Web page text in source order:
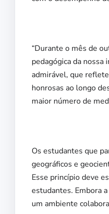
“Durante o mês de
pedagógica da
admirável, que
honrosas ao longo
maior número de
Os estudantes que
geográficos e
Esse princípio deve
estudantes. Embora
um ambiente